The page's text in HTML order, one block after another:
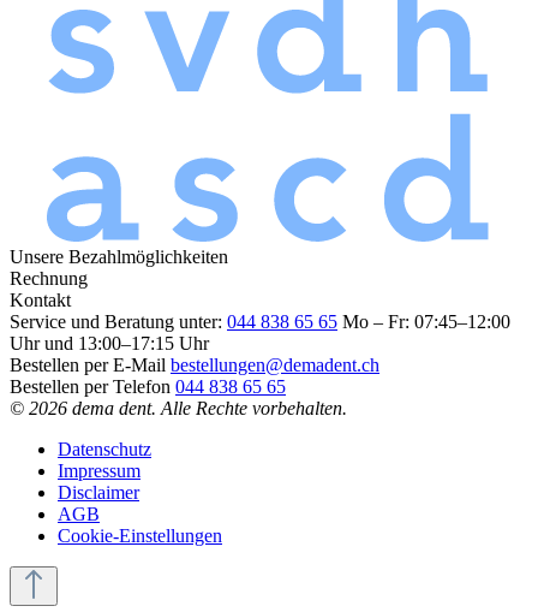
Unsere Bezahlmöglichkeiten
Rechnung
Kontakt
Service und Beratung unter: 044 838 65 65 Mo – Fr: 07:45–12:00
Uhr und 13:00–17:15 Uhr
Bestellen per E-Mail bestellungen@demadent.ch
Bestellen per Telefon 044 838 65 65
© 2026 dema dent. Alle Rechte vorbehalten.
Datenschutz
Impressum
Disclaimer
AGB
Cookie-Einstellungen